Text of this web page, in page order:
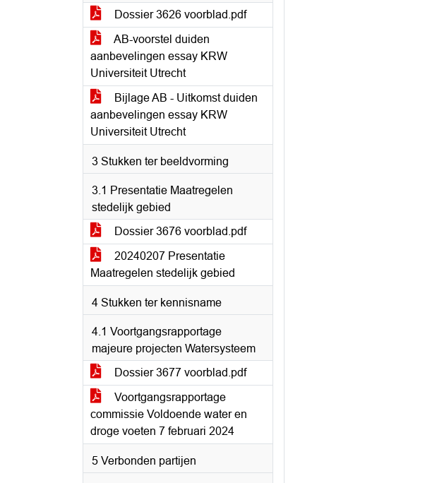
Dossier 3626 voorblad.pdf
AB-voorstel duiden
aanbevelingen essay KRW
Universiteit Utrecht
Bijlage AB - Uitkomst duiden
aanbevelingen essay KRW
Universiteit Utrecht
3 Stukken ter beeldvorming
3.1 Presentatie Maatregelen
stedelijk gebied
Dossier 3676 voorblad.pdf
20240207 Presentatie
Maatregelen stedelijk gebied
4 Stukken ter kennisname
4.1 Voortgangsrapportage
majeure projecten Watersysteem
Dossier 3677 voorblad.pdf
Voortgangsrapportage
commissie Voldoende water en
droge voeten 7 februari 2024
5 Verbonden partijen